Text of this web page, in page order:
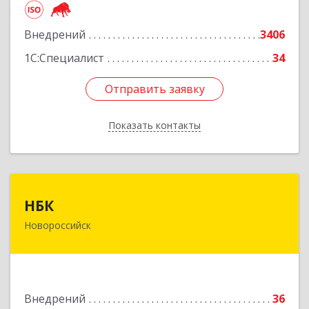
Внедрений
3406
1С:Специалист
34
Отправить заявку
Показать контакты
Отправить заявку
Назад
НБК
Новороссийск
Внедрений
36
353900, Краснодарский край, Новороссийск г,